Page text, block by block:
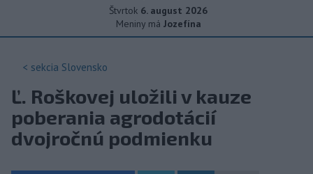
Štvrtok 6. august 2026
Meniny má Jozefína
< sekcia Slovensko
Ľ. Roškovej uložili v kauze
poberania agrodotácií
dvojročnú podmienku